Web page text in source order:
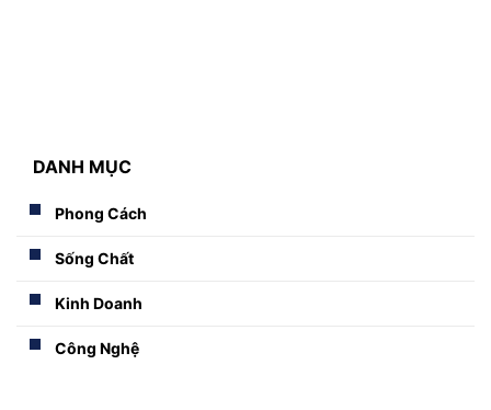
DANH MỤC
Phong Cách
Sống Chất
Kinh Doanh
Công Nghệ